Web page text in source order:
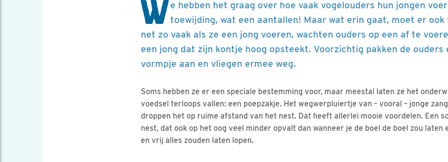
We hebben het graag over hoe vaak vogelouders hun jongen
toewijding, wat een aantallen! Maar wat erin gaat, moet er ook
net zo vaak als ze een jong voeren, wachten ouders op een af te
een jong dat zijn kontje hoog opsteekt. Voorzichtig pakken de ouders
vormpje aan en vliegen ermee weg.
Soms hebben ze er een speciale bestemming voor, maar meestal laten ze het
voedsel terloops vallen: een poepzakje. Het wegwerpluiertje van – vooral – jonge
droppen het op ruime afstand van het nest. Dat heeft allerlei mooie voordelen. Een
nest, dat ook op het oog veel minder opvalt dan wanneer je de boel de boel zou laten
en vrij alles zouden laten lopen.